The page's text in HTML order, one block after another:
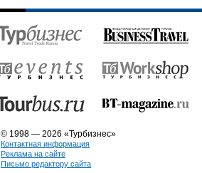
© 1998 — 2026 «Турбизнес»
Контактная информация
Реклама на сайте
Письмо редактору сайта